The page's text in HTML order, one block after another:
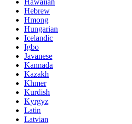
Hebrew
Hmong
Hungarian
Icelandic
Igbo
Javanese
Kannada
Kazakh
Khmer
Kurdish
Kyrgyz
Latin
Latvian